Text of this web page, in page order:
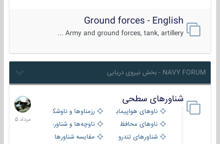
Ground forces - English
Army and ground forces, tank, artillery ...
NAVY FORUM - بخش نیروی دریایی
شناورهای سطحی
ناوهای هواپیمابر و بالگرد بررزمناوها و ناوشکن‌ها
ناوهای محافظ
ناوچه‌ها و شناورهای گشتی
شناورهای تندرو
مقایسه شناورها
2
مرداد
1405